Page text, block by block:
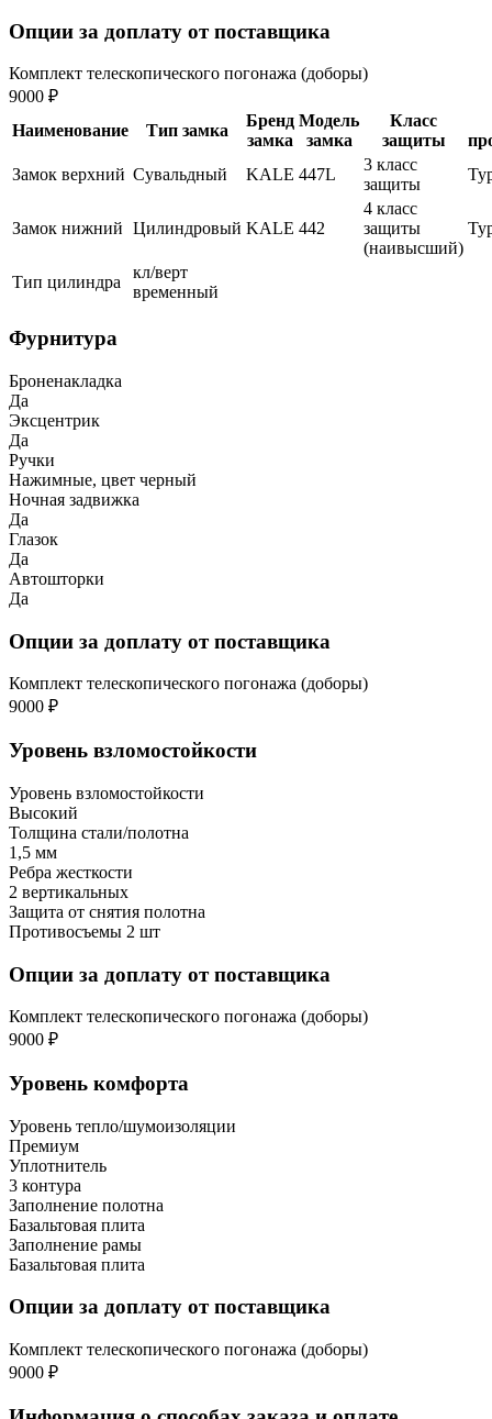
Опции за доплату от поставщика
Комплект телескопического погонажа (доборы)
9000 ₽
Наименование
Тип замка
Бренд
замка
Модель
замка
Класс
защиты
Замок верхний Сувальдный KALE 447L
3 класс
защиты
Замок нижний Цилиндровый KALE 442
4 класс
защиты
(наивысший)
Тип цилиндра
кл/верт
временный
Фурнитура
Броненакладка
Да
Эксцентрик
Да
Ручки
Нажимные, цвет черный
Ночная задвижка
Да
Глазок
Да
Автошторки
Да
Опции за доплату от поставщика
Комплект телескопического погонажа (доборы)
9000 ₽
Уровень взломостойкости
Уровень взломостойкости
Высокий
Толщина стали/полотна
1,5 мм
Ребра жесткости
2 вертикальных
Защита от снятия полотна
Противосъемы 2 шт
Опции за доплату от поставщика
Комплект телескопического погонажа (доборы)
9000 ₽
Уровень комфорта
Уровень тепло/шумоизоляции
Премиум
Уплотнитель
3 контура
Заполнение полотна
Базальтовая плита
Заполнение рамы
Базальтовая плита
Опции за доплату от поставщика
Комплект телескопического погонажа (доборы)
9000 ₽